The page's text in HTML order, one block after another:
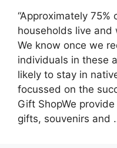
“Approximately
households live and
We know once we
individuals in these
likely to stay in
focussed on the
Gift ShopWe
gifts, souvenirs and